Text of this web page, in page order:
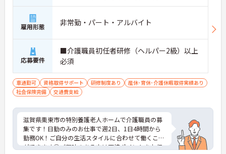
雇用形態 非常勤・パート・アルバイト
応募要件
■介護職員初任者研修（ヘルパー2級）以上
必須
車通勤可 資格取得サポート 研修制度あり
産休･育休･介護休暇取得実績あり
社会保険完備
交通費支給
滋賀県栗東市の特別養護老人ホームで介護職員の募
集です！日勤のみのお仕事で週2日、1日4時間から
勤務OK！ご自分の生活スタイルに合わせて働くこと
ができます◎ご興味のある方は面接ポイントをお伝